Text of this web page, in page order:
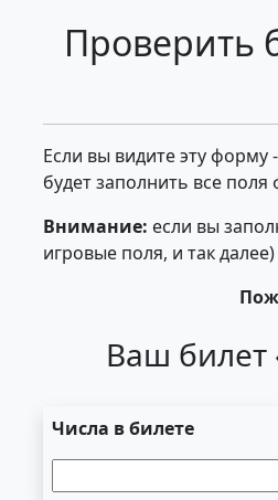
Проверить
Если вы видите эту
будет заполнить все
Внимание: если вы
игровые поля, и так
Ваш билет
Числа в билете